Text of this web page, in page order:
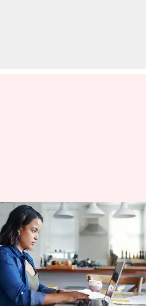
तलाश करने वाले इन
जल्द मिलेगी
07:48 pm